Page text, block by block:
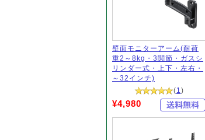
壁面モニターアーム(耐荷
重2～8kg・3関節・ガスシ
リンダー式・上下・左右・
～32インチ)
(1 )
¥4,980